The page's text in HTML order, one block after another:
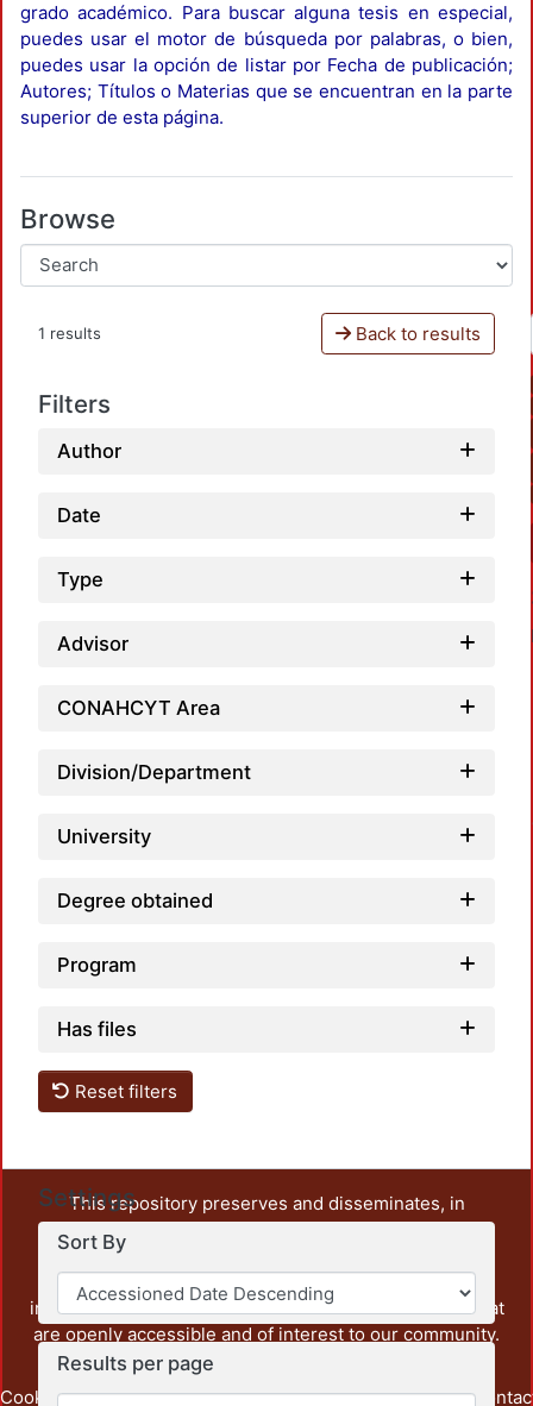
grado académico. Para buscar alguna tesis en especial,
puedes usar el motor de búsqueda por palabras, o bien,
puedes usar la opción de listar por Fecha de publicación;
Autores; Títulos o Materias que se encuentran en la parte
superior de esta página.
Browse
1 results Back to results
Filters
Author
Date
Type
Advisor
CONAHCYT Area
Division/Department
University
Degree obtained
Program
Has files
Reset filters
Settings
Sort By
Results per page
This repository preserves and disseminates, in
unrestricted open access, the teaching and research
output of UAM Azcapotzalco. It also includes some
administrative and graphic documents from the
institution, as well as content from other institutions that
are openly accessible and of interest to our community.
Cookie Privacy End User Send